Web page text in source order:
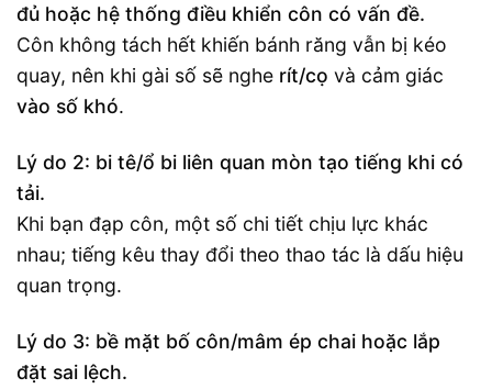
đủ hoặc hệ thống điều khiển côn có vấn đề.
Côn không tách hết khiến bánh răng vẫn bị kéo
quay, nên khi gài số sẽ nghe rít/cọ và cảm giác
vào số khó.
Lý do 2: bi tê/ổ bi liên quan mòn tạo tiếng khi có
tải.
Khi bạn đạp côn, một số chi tiết chịu lực khác
nhau; tiếng kêu thay đổi theo thao tác là dấu hiệu
quan trọng.
Lý do 3: bề mặt bố côn/mâm ép chai hoặc lắp
đặt sai lệch.